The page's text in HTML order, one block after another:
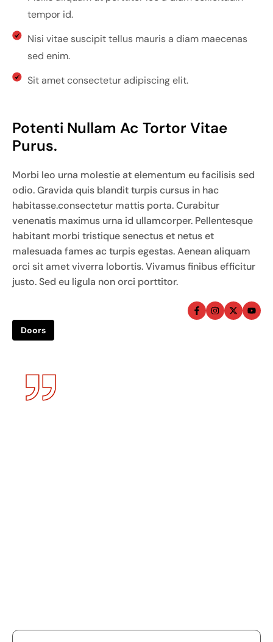
tempor id.
Nisi vitae suscipit tellus mauris a diam maecenas
sed enim.
Sit amet consectetur adipiscing elit.
Potenti Nullam Ac Tortor Vitae
Purus.
Morbi leo urna molestie at elementum eu facilisis sed
odio. Gravida quis blandit turpis cursus in hac
habitasse.consectetur mattis porta. Curabitur
venenatis maximus urna id ullamcorper. Pellentesque
habitant morbi tristique senectus et netus et
malesuada fames ac turpis egestas. Aenean aliquam
orci sit amet viverra lobortis. Vivamus finibus efficitur
justo. Sed eu ligula non orci porttitor.
Doors